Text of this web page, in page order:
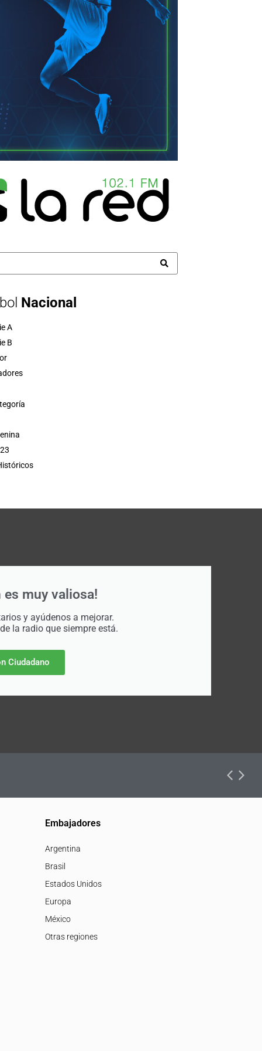
Nacional
A
B
es muy valiosa!
y ayúdenos a mejorar.
la radio que siempre está.
Ciudadano
Embajadores
Argentina
Brasil
Estados Unidos
Europa
México
Otras regiones